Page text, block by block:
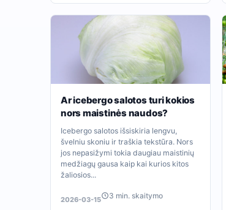
Ar icebergo salotos turi kokios
nors maistinės naudos?
Icebergo salotos išsiskiria lengvu,
švelniu skoniu ir traškia tekstūra. Nors
jos nepasižymi tokia daugiau maistinių
medžiagų gausa kaip kai kurios kitos
žaliosios...
2026-03-15 3 min. skaitymo